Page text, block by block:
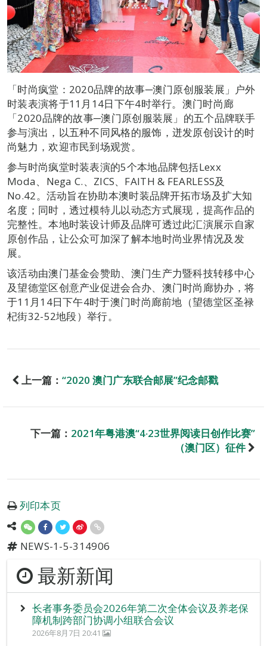
「时尚疯堂：2020品牌的故事─澳门原创服装展」户外
时装表演将于11月14日下午4时举行。澳门时尚廊
「2020品牌的故事─澳门原创服装展」的五个品牌联手
参与演出，以五种不同风格的服饰，迸发原创设计的时
尚魅力，欢迎市民到场观赏。
参与时尚疯堂时装表演的5个本地品牌包括Lexx
Moda、Nega C.、ZICS、FAITH & FEARLESS及
No.42。活动旨在协助本澳时装品牌开拓市场及扩大知
名度；同时，透过模特儿以动态方式展现，提高作品的
完整性。本地时装设计师及品牌可透过此汇演展示自家
原创作品，让公众可加深了解本地时尚业界情况及发
展。
该活动由澳门基金会赞助、澳门生产力暨科技转移中心
及望德堂区创意产业促进会合办、澳门时尚廊协办，将
于11月14日下午4时于澳门时尚廊前地（望德堂区圣禄
杞街32-52地段）举行。
上一篇： “2020 澳门广东联合邮展”纪念邮戳
下一篇： 2021年粤港澳“4‧23世界阅读日创作比赛”
（澳门区）征件
列印本页
NEWS-1-5-314906
最新新闻
长者事务委员会2026年第二次全体会议及养老保
障机制跨部门协调小组联合会议
2026年8月7日 20:41